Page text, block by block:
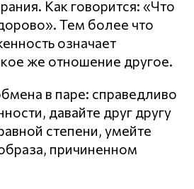
Как говорится: «Что
Тем более что
означает
же отношение другое.
в паре: справедливо
давайте друг другу
степени, умейте
причиненном